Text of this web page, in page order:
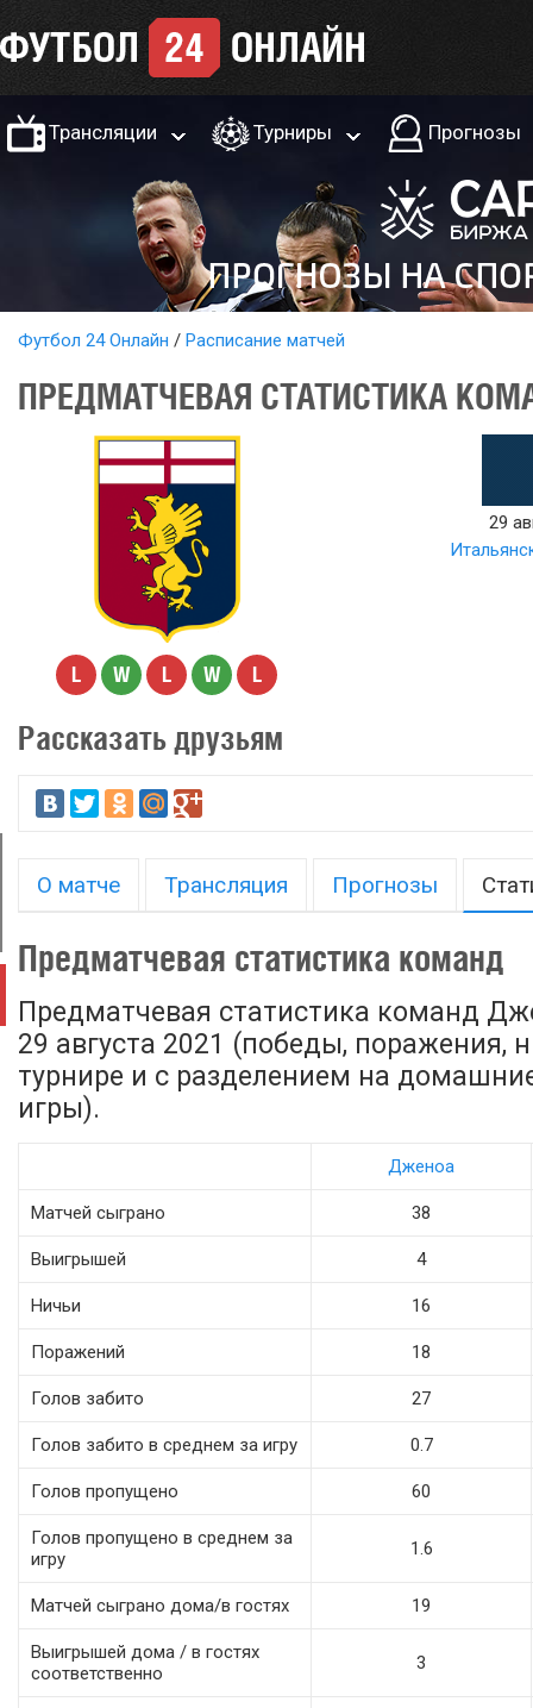
Трансляции Турниры Прогнозы
Футбол 24 Онлайн Расписание матчей
ПРЕДМАТЧЕВАЯ СТАТИСТИКА
L W L W L
29
Рассказать друзьям
О матче Трансляция Прогнозы
Предматчевая статистика команд
Предматчевая статистика команд
29 августа 2021 (победы, поражения,
турнире и с разделением на
игры).
Дженоа
Матчей сыграно 38
Выигрышей 4
Ничьи 16
Поражений 18
Голов забито 27
Голов забито в среднем за игру 0.7
Голов пропущено 60
Голов пропущено в среднем за
игру
1.6
Матчей сыграно дома/в гостях 19
Выигрышей дома / в гостях
соответственно
3